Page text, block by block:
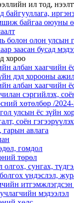
ил тод,
байгууллага,
байгаа оюуны
болон олон улсын
заасан бусад
хороо
албан хаагчийн
дэд хорооны
албан хаагчийн
сэргийлэх,
хөтөлбөр /
улсын ёс зүйн
cоён гэгээрүүлэх
авлага
гомдол
төрөл
сунгах,
үндэслэл,
мэдээлэл